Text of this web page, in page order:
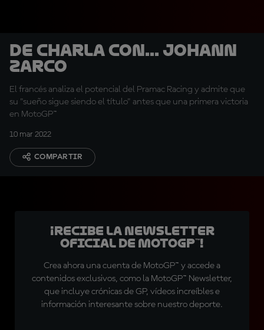
De charla con... Johann
Zarco
El francés analiza el potencial del Pramac Racing y admite que
su "sueño sigue siendo el título" antes que una primera victoria
en MotoGP™
10 mar 2022
COMPARTIR
¡Recibe la Newsletter
oficial de MotoGP™!
Crea ahora una cuenta de MotoGP™ y accede a
contenidos exclusivos, como la MotoGP™ Newsletter,
que incluye crónicas de GP, vídeos increíbles e
información interesante sobre nuestro deporte.